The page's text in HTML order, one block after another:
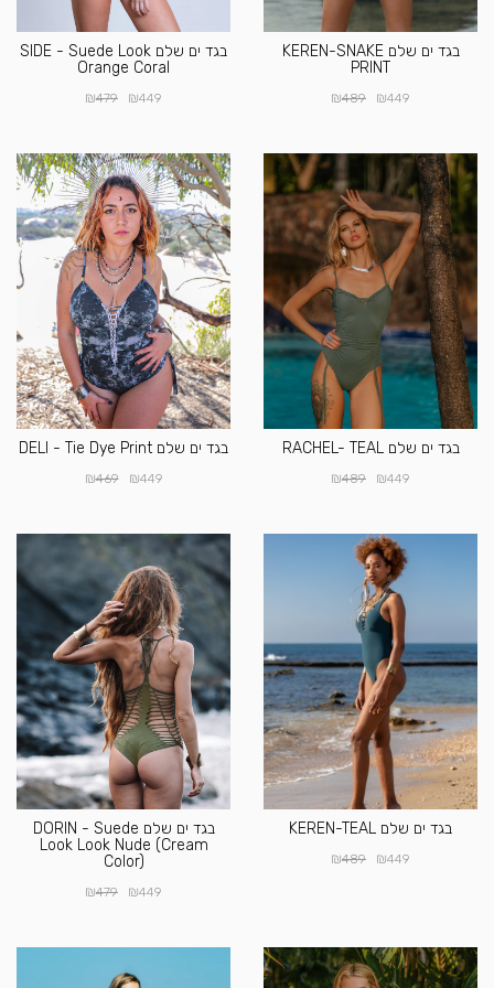
בגד ים שלם KEREN-SNAKE
PRINT
₪449
₪489
בגד ים שלם SIDE - Suede Look
Orange Coral
₪449
₪479
בגד ים שלם RACHEL- TEAL
₪449
₪489
בגד ים שלם DELI - Tie Dye Print
₪449
₪469
בגד ים שלם KEREN-TEAL
₪449
₪489
בגד ים שלם DORIN - Suede
Look Look Nude (Cream
Color)
₪449
₪479